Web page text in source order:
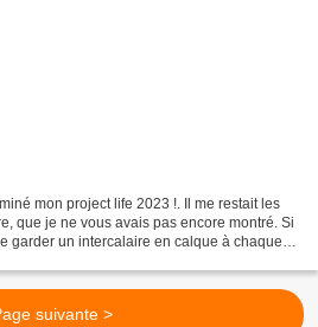
mon project life 2023 !. Il me restait les
que je ne vous avais pas encore montré. Si
garder un intercalaire en calque à chaque
suivante >